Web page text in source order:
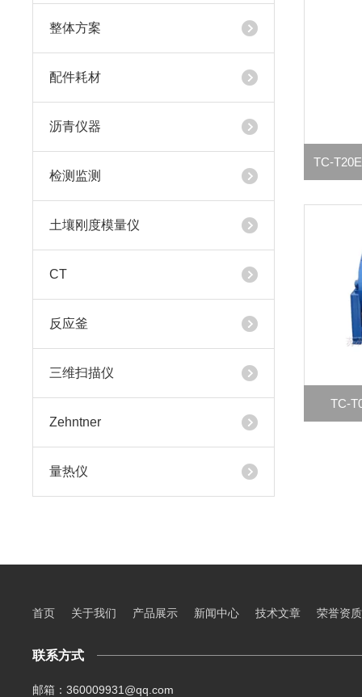
整体方案
配件耗材
沥青仪器
检测监测
土壤刚度模量仪
CT
反应釜
三维扫描仪
Zehntner
量热仪
TC-
TC-
首页 关于我们 产品展示 新闻中心 技术文章 荣誉资质
联系方式
邮箱：360009931@qq.com